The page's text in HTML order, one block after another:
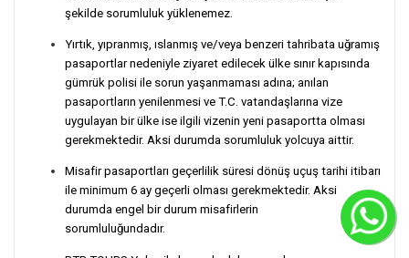
şekilde sorumluluk yüklenemez.
Yırtık, yıpranmış, ıslanmış ve/veya benzeri tahribata uğramış
pasaportlar nedeniyle ziyaret edilecek ülke sınır kapısında
gümrük polisi ile sorun yaşanmaması adına; anılan
pasaportların yenilenmesi ve T.C. vatandaşlarına vize
uygulayan bir ülke ise ilgili vizenin yeni pasaportta olması
gerekmektedir. Aksi durumda sorumluluk yolcuya aittir.
Misafir pasaportları geçerlilik süresi dönüş uçuş tarihi itibarı
ile minimum 6 ay geçerli olması gerekmektedir. Aksi
durumda engel bir durum misafirlerin
sorumluluğundadır.
C